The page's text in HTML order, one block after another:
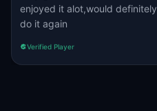
enjoyed it alot,would definitely
do it again
Verified Player